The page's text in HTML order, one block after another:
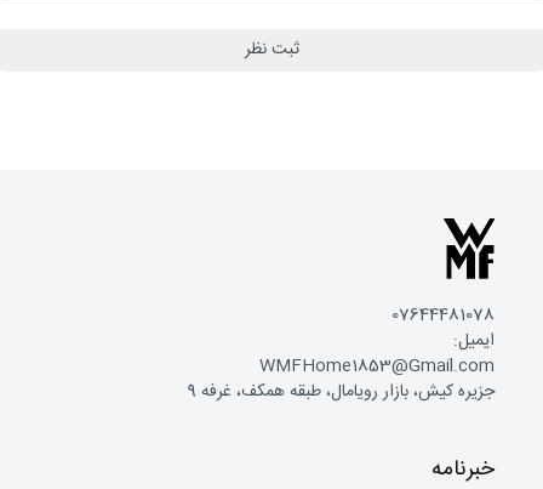
07644481078
ایمیل:
WMFHome1853@Gmail.com
جزیره کیش، بازار رویامال، طبقه همکف، غرفه 9
خبرنامه